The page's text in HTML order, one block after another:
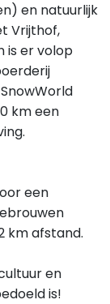
en natuurlijk
Vrijthof,
is er volop
km een
een
km afstand.
en
is!